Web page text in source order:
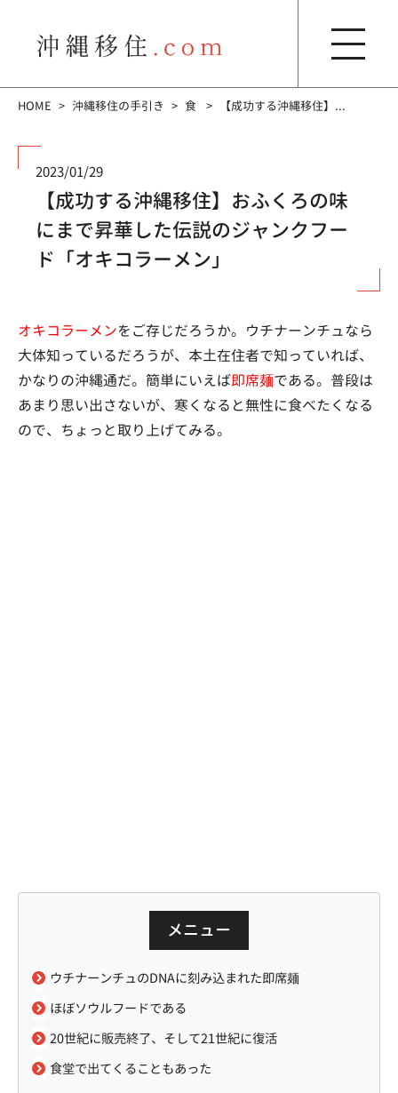
HOME 沖縄移住の手引き 食 【成功する沖縄移住】...
2023/01/29
【成功する沖縄移住】おふくろの味
にまで昇華した伝説のジャンクフー
ド「オキコラーメン」
オキコラーメンをご存じだろうか。ウチナーンチュなら
大体知っているだろうが、本土在住者で知っていれば、
かなりの沖縄通だ。簡単にいえば即席麺である。普段は
あまり思い出さないが、寒くなると無性に食べたくなる
ので、ちょっと取り上げてみる。
メニュー
ウチナーンチュのDNAに刻み込まれた即席麺
ほぼソウルフードである
20世紀に販売終了、そして21世紀に復活
食堂で出てくることもあった